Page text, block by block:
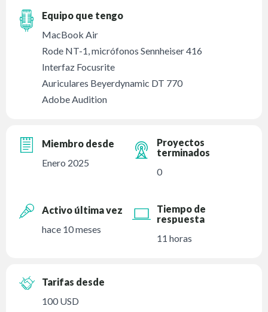
Equipo que tengo
MacBook Air
Rode NT-1, micrófonos Sennheiser 416
Interfaz Focusrite
Auriculares Beyerdynamic DT 770
Adobe Audition
Miembro desde
Enero 2025
Proyectos
terminados
0
Activo última vez
hace 10 meses
Tiempo de
respuesta
11 horas
Tarifas desde
100 USD